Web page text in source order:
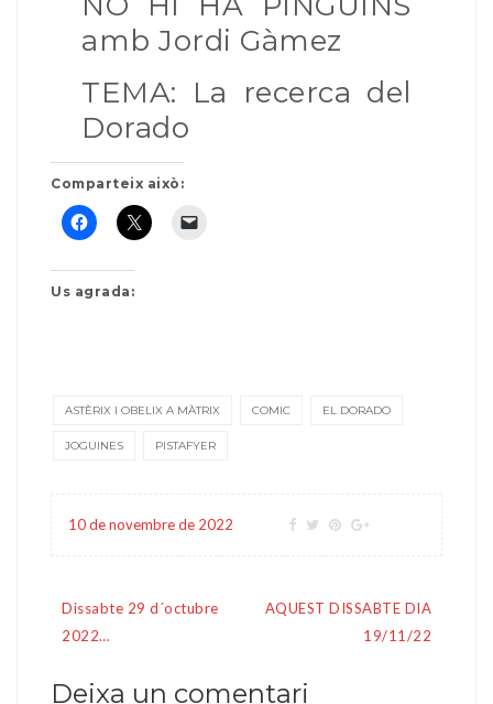
amb Jordi Gàmez
TEMA: La recerca del
Dorado
Comparteix això:
Us agrada:
ASTÈRIX I OBELIX A MÀTRIX COMIC EL DORADO
JOGUINES PISTAFYER
10 de novembre de 2022
Navegació
d'entrades
Dissabte 29 d´octubre
2022…
AQUEST DISSABTE DIA
19/11/22
Deixa un comentari